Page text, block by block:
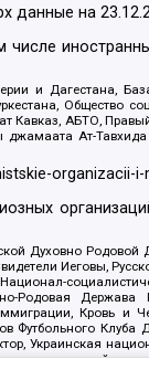
данные на
и Дагестана,
Кавказ, АБТО,
Ат-
organizacii-i-
Духовно
Иеговы,
Родовая Держава
Кровь и
Футбольного
Украинская